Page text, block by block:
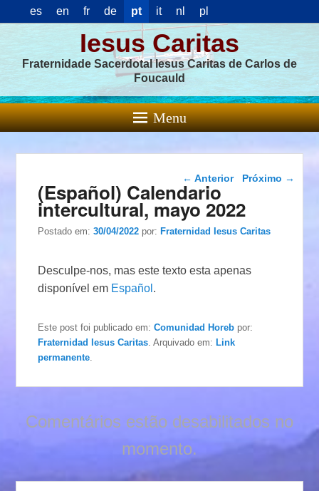
es en fr de pt it nl pl
Iesus Caritas
Fraternidade Sacerdotal Iesus Caritas de Carlos de
Foucauld
Menu
Navegação das
← Anterior Próximo →
(Español) Calendario
intercultural, mayo 2022
Postado em:30/04/2022 por:Fraternidad Iesus Caritas
Desculpe-nos, mas este texto esta apenas
disponível em Español .
Este post foi publicado em:Comunidad Horeb por:
Fraternidad Iesus Caritas . Arquivado em:Link
permanente
Comentários estão desabilitados no
momento.